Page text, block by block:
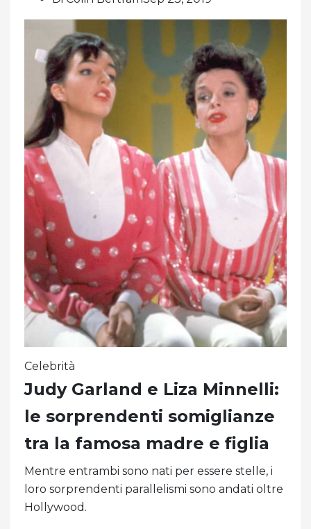
Celebrità
Judy Garland e Liza Minnelli:
le sorprendenti somiglianze
tra la famosa madre e figlia
Mentre entrambi sono nati per essere stelle, i
loro sorprendenti parallelismi sono andati oltre
Hollywood.